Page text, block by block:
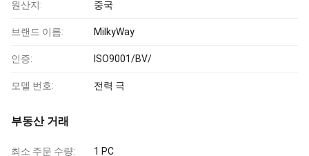
원산지: 중국
브랜드 이름: MilkyWay
인증: ISO9001/BV/
모델 번호: 전력 극
부동산 거래
최소 주문 수량: 1 PC